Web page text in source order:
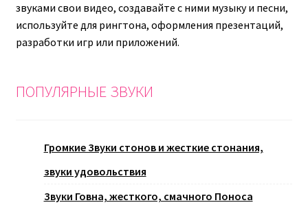
звуками свои видео, создавайте с ними музыку и песни,
используйте для рингтона, оформления презентаций,
разработки игр или приложений.
ПОПУЛЯРНЫЕ ЗВУКИ
Громкие Звуки стонов и жесткие стонания,
звуки удовольствия
Звуки Говна, жесткого, смачного Поноса